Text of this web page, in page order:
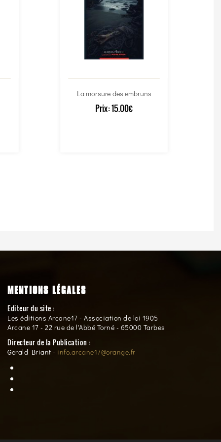
La morsure des embruns
Prix:15.00€
MENTIONS LÉGALES
Editeur du site :
Les éditions Arcane17 - Association de loi 1905
Arcane 17 - 22 rue de l'Abbé Torné - 65000 Tarbes
Directeur de la Publication :
Gerald Briant - info.arcane17@orange.fr